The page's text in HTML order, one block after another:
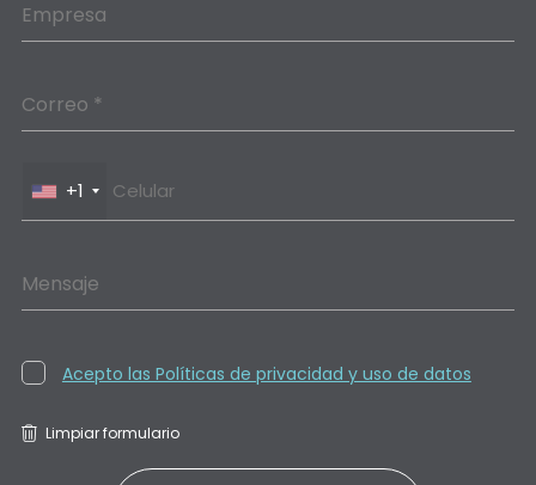
Empresa
Correo *
+1
Mensaje
Acepto las Políticas de privacidad y uso de datos
Limpiar formulario